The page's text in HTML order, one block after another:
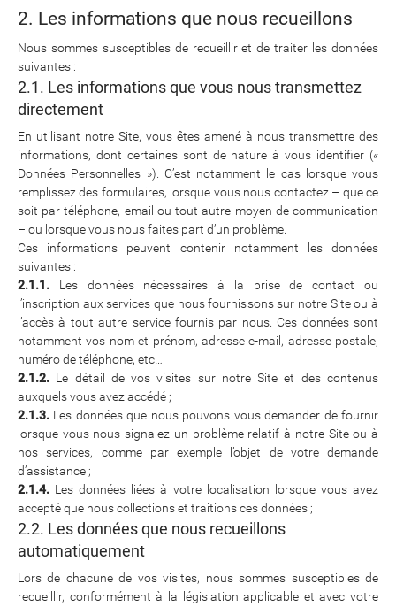
2. Les informations que nous recueillons
Nous sommes susceptibles de recueillir et de traiter les données
suivantes :
2.1. Les informations que vous nous transmettez
directement
En utilisant notre Site, vous êtes amené à nous transmettre des
informations, dont certaines sont de nature à vous identifier («
Données Personnelles »). C’est notamment le cas lorsque vous
remplissez des formulaires, lorsque vous nous contactez – que ce
soit par téléphone, email ou tout autre moyen de communication
– ou lorsque vous nous faites part d’un problème.
Ces informations peuvent contenir notamment les données
suivantes :
2.1.1. Les données nécessaires à la prise de contact ou
l’inscription aux services que nous fournissons sur notre Site ou à
l’accès à tout autre service fournis par nous. Ces données sont
notamment vos nom et prénom, adresse e-mail, adresse postale,
numéro de téléphone, etc…
2.1.2. Le détail de vos visites sur notre Site et des contenus
auxquels vous avez accédé ;
2.1.3. Les données que nous pouvons vous demander de fournir
lorsque vous nous signalez un problème relatif à notre Site ou à
nos services, comme par exemple l’objet de votre demande
d’assistance ;
2.1.4. Les données liées à votre localisation lorsque vous avez
accepté que nous collections et traitions ces données ;
2.2. Les données que nous recueillons
automatiquement
Lors de chacune de vos visites, nous sommes susceptibles de
recueillir, conformément à la législation applicable et avec votre